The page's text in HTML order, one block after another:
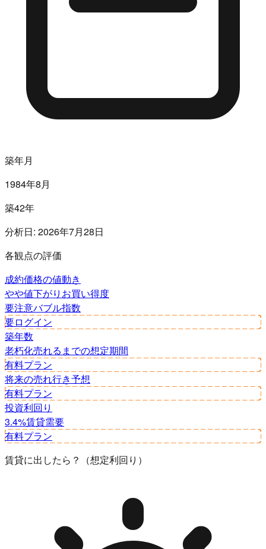
築年月
1984年8月
築42年
分析日: 2026年7月28日
各観点の評価
成約価格の値動き
やや値下がり お買い得度
要注意バブル指数
要ログイン
築年数
老朽化売れるまでの想定期間
有料プラン
将来の売れ行き予想
有料プラン
投資利回り
3.4%賃貸需要
有料プラン
賃貸に出したら？（想定利回り）